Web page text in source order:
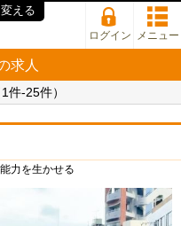
ログイン メニュー
求人
件-25件）
能力を生かせる
える